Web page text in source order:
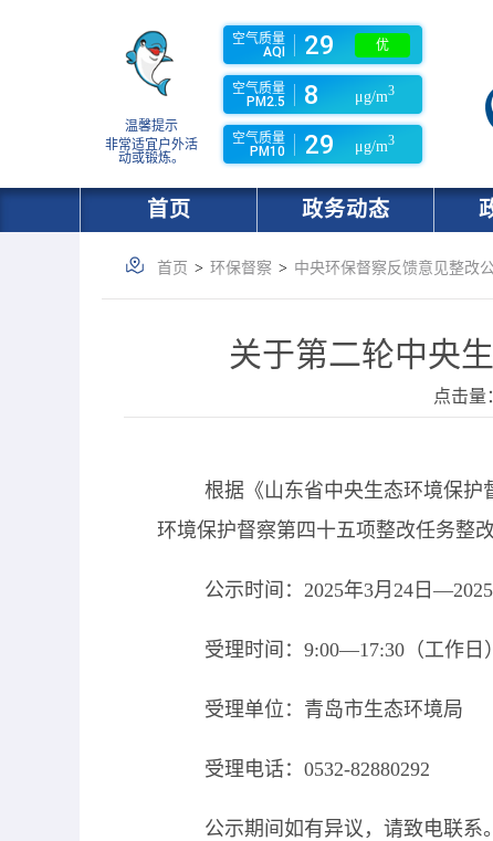
温馨提示
非常适宜户外活
动或锻炼。
空气质量
AQI
29 优
空气质量
PM2.5
8 μg/m3
空气质量
PM10
29 μg/m3
首页 政务动态
首页 > 环保督察 > 中央环保督察反馈意见整改
关于第二轮中央
点击量：
根据《山东省中央生态环境保护
环境保护督察第 四十五项整改任务整
公示时间：2025年3月24日
受理时间： 9:00—17:30（工作日）
受理单位：青岛市生态环境局
受理电话： 0532-82880292
公示期间如有异议，请致电联系。